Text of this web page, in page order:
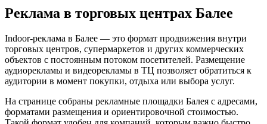
Реклама в торговых центрах Балее
Indoor-реклама в Балее — это формат продвижения внутри
торговых центров, супермаркетов и других коммерческих
объектов с постоянным потоком посетителей. Размещение
аудиорекламы и видеорекламы в ТЦ позволяет обратиться к
аудитории в момент покупки, отдыха или выбора услуг.
На странице собраны рекламные площадки Балея с адресами,
форматами размещения и ориентировочной стоимостью.